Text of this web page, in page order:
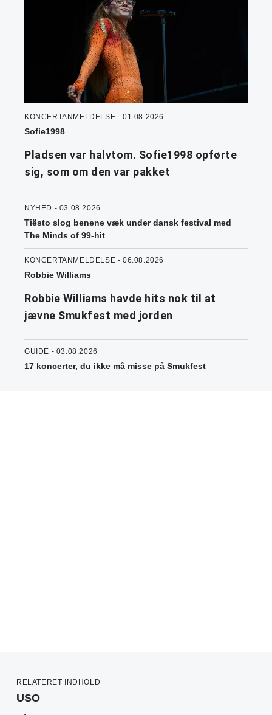
KONCERTANMELDELSE - 01.08.2026
Sofie1998
Pladsen var halvtom. Sofie1998 opførte
sig, som om den var pakket
NYHED - 03.08.2026
Tiësto slog benene væk under dansk festival med
The Minds of 99-hit
KONCERTANMELDELSE - 06.08.2026
Robbie Williams
Robbie Williams havde hits nok til at
jævne Smukfest med jorden
GUIDE - 03.08.2026
17 koncerter, du ikke må misse på Smukfest
RELATERET INDHOLD
USO